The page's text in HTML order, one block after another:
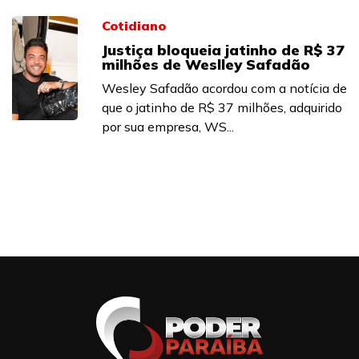
Cotidiano
Justiça bloqueia jatinho de R$ 37
milhões de Weslley Safadão
Wesley Safadão acordou com a notícia de
que o jatinho de R$ 37 milhões, adquirido
por sua empresa, WS...